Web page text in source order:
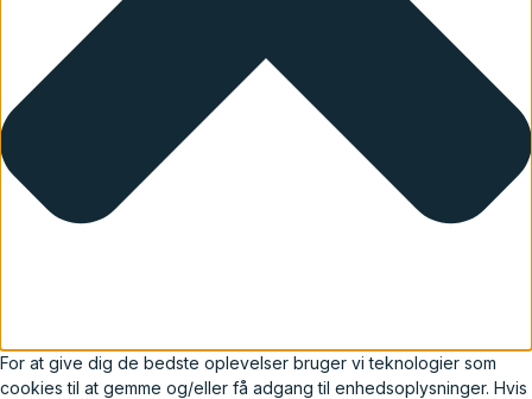
For at give dig de bedste oplevelser bruger vi teknologier som
cookies til at gemme og/eller få adgang til enhedsoplysninger. Hvis